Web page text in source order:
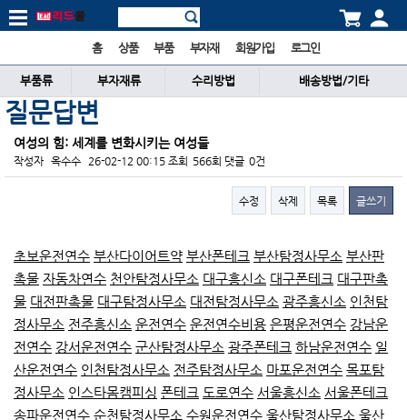
홈 상품 부품 부자재 회원가입 로그인
부품류 부자재류 수리방법 배송방법/기타
질문답변
여성의 힘: 세계를 변화시키는 여성들
작성자 옥수수 26-02-12 00:15 조회 566회 댓글 0건
수정 삭제 목록 글쓰기
초보운전연수 부산다이어트약 부산폰테크 부산탐정사무소 부산판
촉물 자동차연수 천안탐정사무소 대구흥신소 대구폰테크 대구판촉
물 대전판촉물 대구탐정사무소 대전탐정사무소 광주흥신소 인천탐
정사무소 전주흥신소 운전연수 운전연수비용 은평운전연수 강남운
전연수 강서운전연수 군산탐정사무소 광주폰테크 하남운전연수 일
산운전연수 인천탐정사무소 전주탐정사무소 마포운전연수 목포탐
정사무소 인스타몸캠피싱 폰테크 도로연수 서울흥신소 서울폰테크
송파운전연수 순천탐정사무소 수원운전연수 울산탐정사무소 울산